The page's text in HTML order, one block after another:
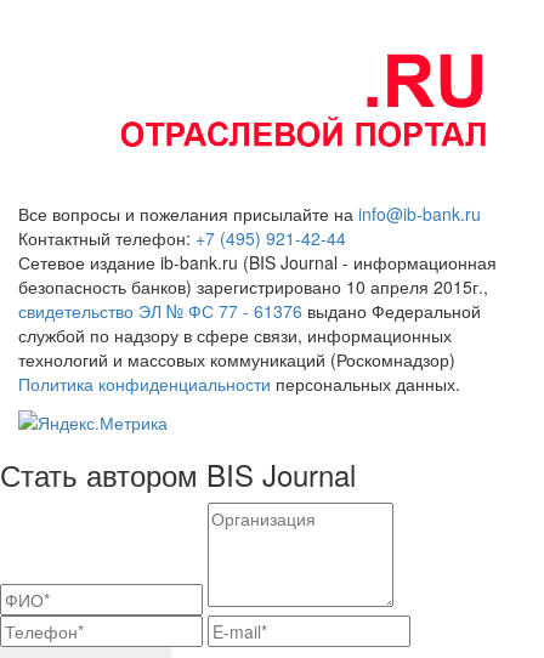
Все вопросы и пожелания присылайте на info@ib-bank.ru
Контактный телефон: +7 (495) 921-42-44
Сетевое издание ib-bank.ru (BIS Journal - информационная
безопасность банков) зарегистрировано 10 апреля 2015г.,
свидетельство ЭЛ № ФС 77 - 61376 выдано Федеральной
службой по надзору в сфере связи, информационных
технологий и массовых коммуникаций (Роскомнадзор)
Политика конфиденциальности персональных данных.
Стать автором BIS Journal